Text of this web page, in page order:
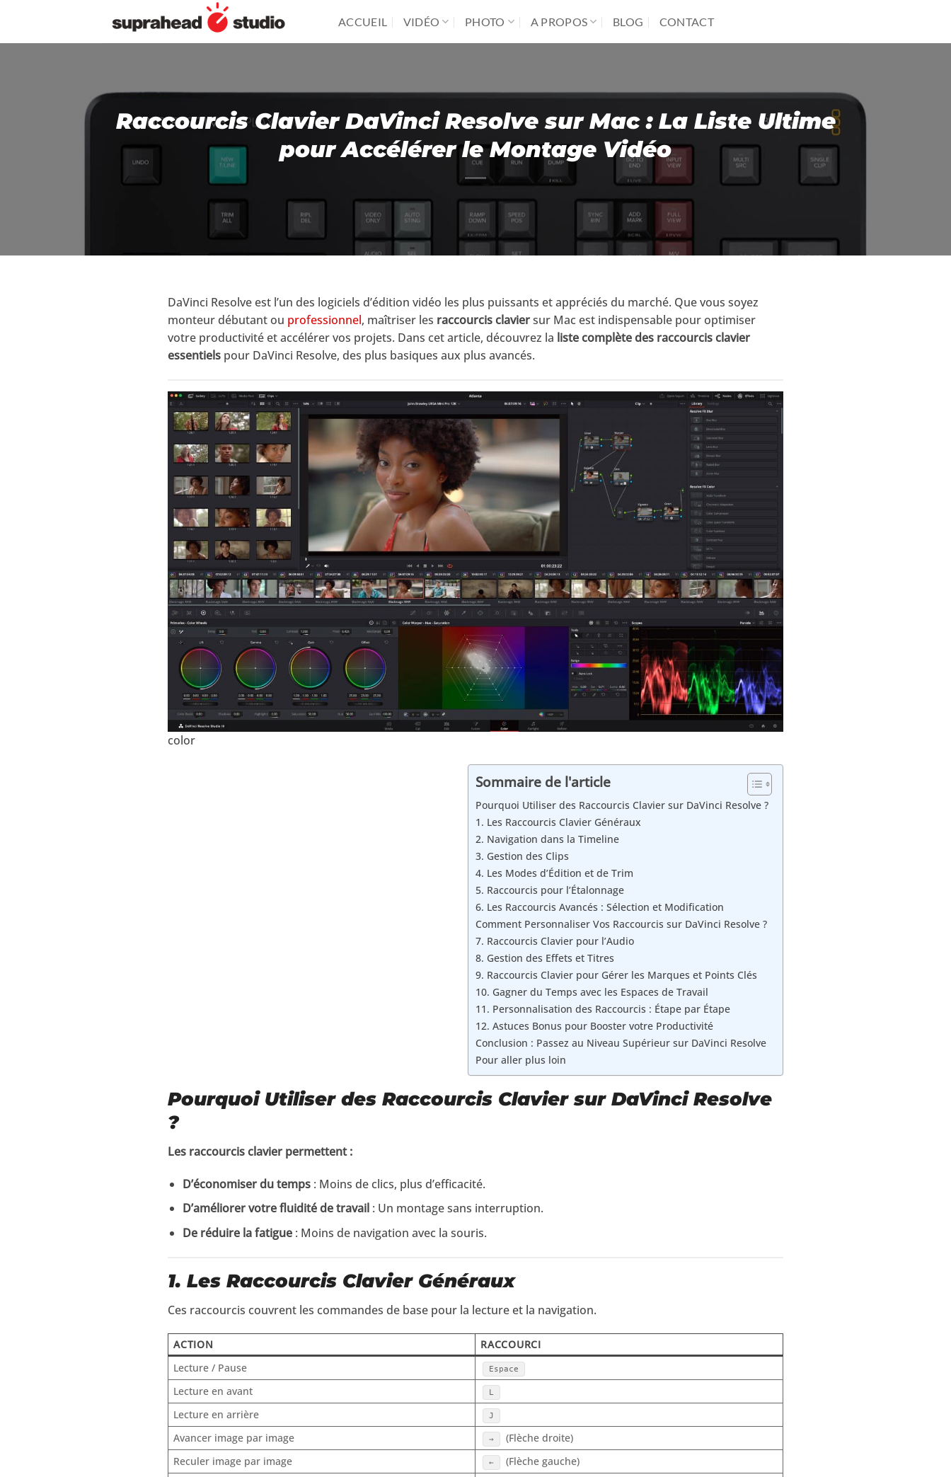
contenu
ACCUEIL VIDÉO PHOTO A PROPOS BLOG CONTACT
Raccourcis Clavier DaVinci Resolve sur Mac : La Liste Ultime
pour Accélérer le Montage Vidéo
DaVinci Resolve est l’un des logiciels d’édition vidéo les plus puissants et appréciés du marché. Que vous soyez
monteur débutant ou professionnel, maîtriser les raccourcis claviersur Mac est indispensable pour optimiser
votre productivité et accélérer vos projets. Dans cet article, découvrez la liste complète des raccourcis clavier
essentiels pour DaVinci Resolve, des plus basiques aux plus avancés.
color
Sommaire de l'article
Pourquoi Utiliser des Raccourcis Clavier sur DaVinci Resolve ?
1. Les Raccourcis Clavier Généraux
2. Navigation dans la Timeline
3. Gestion des Clips
4. Les Modes d’Édition et de Trim
5. Raccourcis pour l’Étalonnage
6. Les Raccourcis Avancés : Sélection et Modification
Comment Personnaliser Vos Raccourcis sur DaVinci Resolve ?
7. Raccourcis Clavier pour l’Audio
8. Gestion des Effets et Titres
9. Raccourcis Clavier pour Gérer les Marques et Points Clés
10. Gagner du Temps avec les Espaces de Travail
11. Personnalisation des Raccourcis : Étape par Étape
12. Astuces Bonus pour Booster votre Productivité
Conclusion : Passez au Niveau Supérieur sur DaVinci Resolve
Pour aller plus loin
Pourquoi Utiliser des Raccourcis Clavier sur DaVinci Resolve
?
Les raccourcis clavier permettent :
D’économiser du temps: Moins de clics, plus d’efficacité.
D’améliorer votre fluidité de travail: Un montage sans interruption.
De réduire la fatigue: Moins de navigation avec la souris.
1. Les Raccourcis Clavier Généraux
Ces raccourcis couvrent les commandes de base pour la lecture et la navigation.
ACTION
RACCOURCI
Lecture / Pause
Espace
Lecture en avant
Lecture en arrière J
Avancer image par image →
(Flèche droite)
Reculer image par image
←
(Flèche gauche)